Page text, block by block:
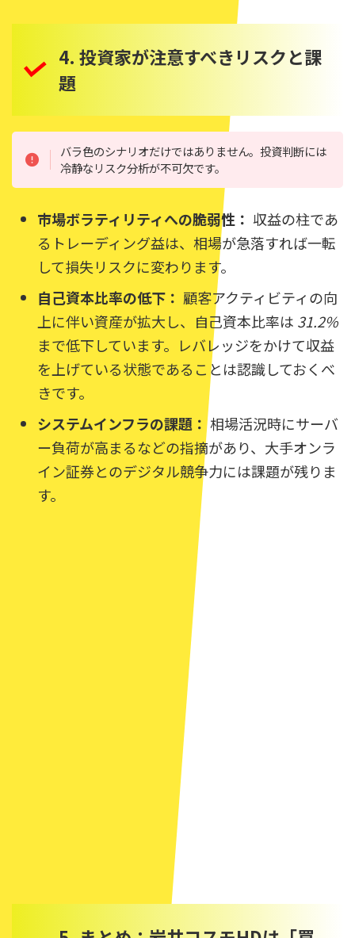
4. 投資家が注意すべきリスクと課
題
バラ色のシナリオだけではありません。投資判断には
冷静なリスク分析が不可欠です。
市場ボラティリティへの脆弱性： 収益の柱であ
るトレーディング益は、相場が急落すれば一転
して損失リスクに変わります。
自己資本比率の低下： 顧客アクティビティの向
上に伴い資産が拡大し、自己資本比率は 31.2%
まで低下しています。レバレッジをかけて収益
を上げている状態であることは認識しておくべ
きです。
システムインフラの課題： 相場活況時にサーバ
ー負荷が高まるなどの指摘があり、大手オンラ
イン証券とのデジタル競争力には課題が残りま
す。